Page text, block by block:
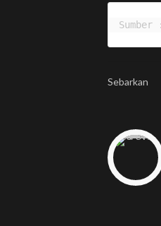
Sumber
Sebarkan
Warning
: Trying to access array offset on null in
/home/u833233641/domains/beplus.id/public_html/wp-content/themes/betheme/includes/content-single.php
on line
286